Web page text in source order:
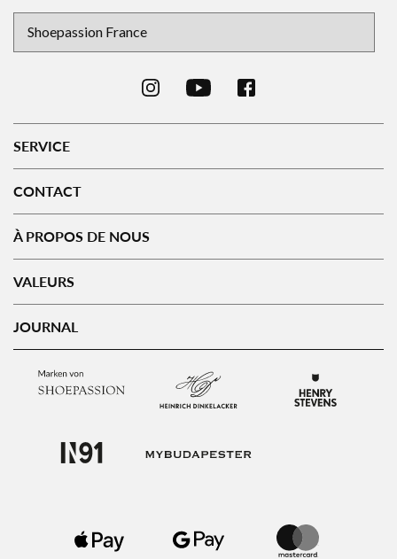
SERVICE
CONTACT
À PROPOS DE NOUS
VALEURS
JOURNAL